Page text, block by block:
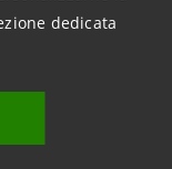
dedicata
distribuzione,
sede in
La griffe del
qualità